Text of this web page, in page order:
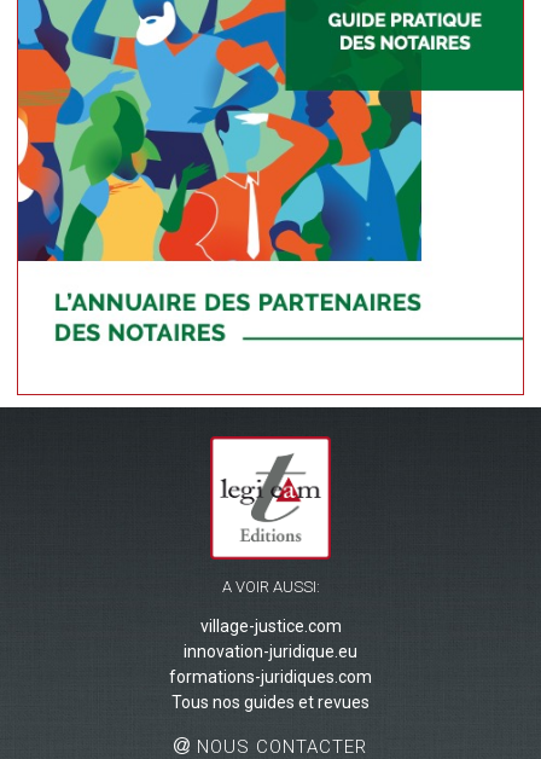
A VOIR AUSSI:
village-justice.com
innovation-juridique.eu
formations-juridiques.com
Tous nos guides et revues
NOUS CONTACTER